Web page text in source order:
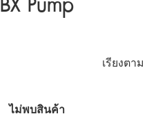
เรียงตาม
ไม่พบสินค้า